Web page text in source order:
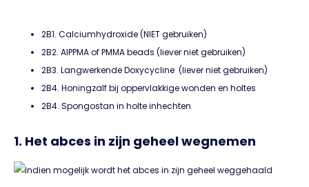
2B1. Calciumhydroxide (NIET gebruiken)
2B2. AIPPMA of PMMA beads (liever niet gebruiken)
2B3. Langwerkende Doxycycline (liever niet gebruiken)
2B4. Honingzalf bij oppervlakkige wonden en holtes
2B4. Spongostan in holte inhechten
1. Het abces in zijn geheel wegnemen